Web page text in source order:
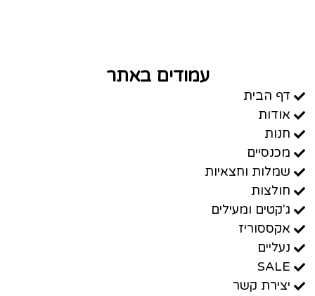
עמודים באתר
דף הבית
אודות
חנות
מכנסיים
שמלות וחצאיות
חולצות
ג'קטים ומעילים
אקססוריז
נעליים
SALE
יצירת קשר